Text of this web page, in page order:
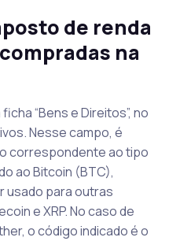
de renda
na
“Bens e Direitos”, no
Nesse campo, é
correspondente ao tipo
ao Bitcoin (BTC),
usado para outras
e XRP. No caso de
o código indicado é o